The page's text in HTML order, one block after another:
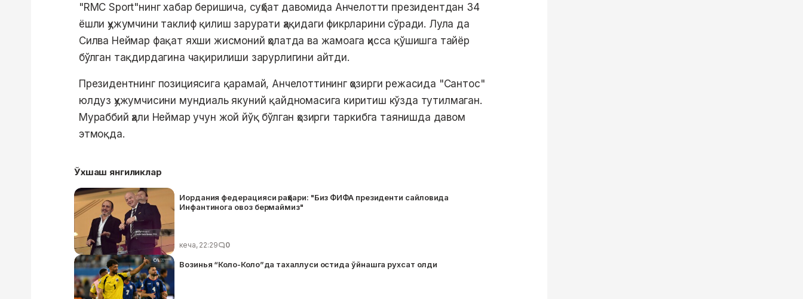
"RМC Sport"нинг хабар беришича, суҳбат давомида Анчелотти президентдан 34
ёшли ҳужумчини таклиф қилиш зарурати ҳақидаги фикрларини сўради. Лула да
Силва Неймар фақат яхши жисмоний ҳолатда ва жамоага ҳисса қўшишга тайёр
бўлган тақдирдагина чақирилиши зарурлигини айтди.
Президентнинг позициясига қарамай, Анчелоттининг ҳозирги режасида "Сантос"
юлдуз ҳужумчисини мундиаль якуний қайдномасига киритиш кўзда тутилмаган.
Мураббий ҳали Неймар учун жой йўқ бўлган ҳозирги таркибга таянишда давом
этмоқда.
Ўхшаш янгиликлар
Иордания федерацияси раҳбари: "Биз ФИФА президенти сайловида
Инфантинога овоз бермаймиз"
кеча, 22:29 0
Возинья “Коло-Коло”да тахаллуси остида ўйнашга рухсат олди